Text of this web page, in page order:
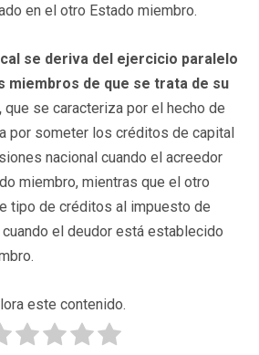
en el otro Estado miembro.
se deriva del ejercicio paralelo
miembros de que se trata de su
que se caracteriza por el hecho de
por someter los créditos de capital
nacional cuando el acreedor
miembro, mientras que el otro
tipo de créditos al impuesto de
el deudor está establecido
este contenido.